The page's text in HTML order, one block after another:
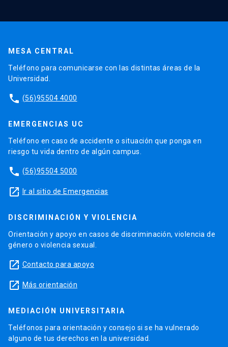
MESA CENTRAL
Teléfono para comunicarse con las distintas áreas de la
Universidad.
phone (56)95504 4000
EMERGENCIAS UC
Teléfono en caso de accidente o situación que ponga en
riesgo tu vida dentro de algún campus.
phone (56)95504 5000
launch Ir al sitio de Emergencias
DISCRIMINACIÓN Y VIOLENCIA
Orientación y apoyo en casos de discriminación, violencia de
género o violencia sexual.
launch Contacto para apoyo
launch Más orientación
MEDIACIÓN UNIVERSITARIA
Teléfonos para orientación y consejo si se ha vulnerado
alguno de tus derechos en la universidad.